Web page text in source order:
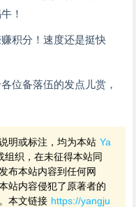
！
积分！速度还是挺快
位备落伍的发点儿赏，
明或标注，均为本站 Ya
组织，在未征得本站同
布本站内容到任何网
站内容侵犯了原著者的
本文链接 https://yangju